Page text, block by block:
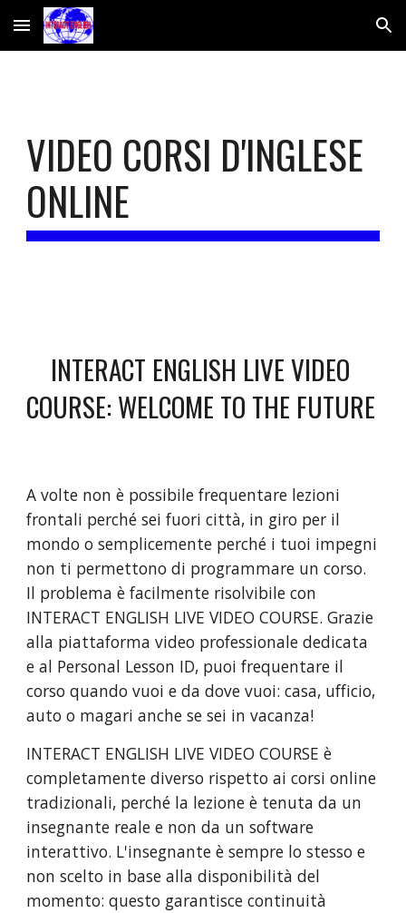
Skip to main content Skip to navigation
VIDEO CORSI D'INGLESE
ONLINE
INTERACT ENGLISH LIVE VIDEO
A volte non è possibile frequentare lezioni
frontali perché sei fuori città, in giro per il
mondo o semplicemente perché i tuoi impegni
non ti permettono di programmare un corso.
Il problema è facilmente risolvibile con
INTERACT ENGLISH LIVE VIDEO COURSE. Grazie
alla piattaforma video professionale dedicata
e al Personal Lesson ID, puoi frequentare il
corso quando vuoi e da dove vuoi: casa, ufficio,
auto o magari anche se sei in vacanza!
INTERACT ENGLISH LIVE VIDEO COURSE è
completamente diverso rispetto ai corsi online
tradizionali, perché la lezione è tenuta da un
insegnante reale e non da un software
interattivo. L'insegnante è sempre lo stesso e
non scelto in base alla disponibilità del
momento: questo garantisce continuità